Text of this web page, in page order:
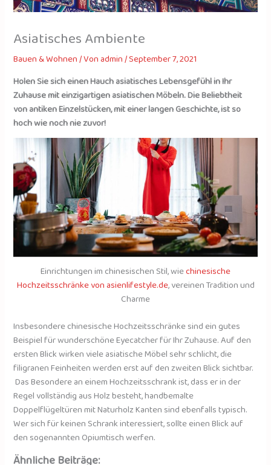
Asiatisches Ambiente
Bauen & Wohnen/ Von admin/September 7, 2021
Holen Sie sich einen Hauch asiatisches Lebensgefühl in Ihr
Zuhause mit einzigartigen asiatischen Möbeln. Die Beliebtheit
von antiken Einzelstücken, mit einer langen Geschichte, ist so
hoch wie noch nie zuvor!
Einrichtungen im chinesischen Stil, wiechinesische
Hochzeitsschränke von asienlifestyle.de, vereinen Tradition und
Charme
Insbesondere chinesische Hochzeitsschränke sind ein gutes
Beispiel für wunderschöne Eyecatcher für Ihr Zuhause. Auf den
ersten Blick wirken viele asiatische Möbel sehr schlicht, die
filigranen Feinheiten werden erst auf den zweiten Blick sichtbar.
Das Besondere an einem Hochzeitsschrank ist, dass er in der
Regel vollständig aus Holz besteht, handbemalte
Doppelflügeltüren mit Naturholz Kanten sind ebenfalls typisch.
Wer sich für keinen Schrank interessiert, sollte einen Blick auf
den sogenannten Opiumtisch werfen.
Ähnliche Beiträge: